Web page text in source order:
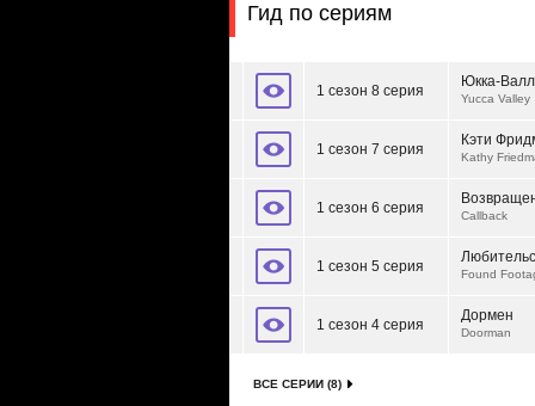
Гид по сериям
1 сезон 8 серия
Юкка-
Yucca Valley
1 сезон 7 серия
Кэти
Kathy
1 сезон 6 серия Callback
1 сезон 5 серия Found
1 сезон 4 серия
Дормен
Doorman
ВСЕ СЕРИИ (8)